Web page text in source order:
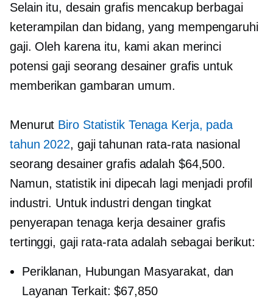
Selain itu, desain grafis mencakup berbagai
keterampilan dan bidang, yang mempengaruhi
gaji. Oleh karena itu, kami akan merinci
potensi gaji seorang desainer grafis untuk
memberikan gambaran umum.
Menurut Biro Statistik Tenaga Kerja, pada
tahun 2022, gaji tahunan rata-rata nasional
seorang desainer grafis adalah $64,500.
Namun, statistik ini dipecah lagi menjadi profil
industri. Untuk industri dengan tingkat
penyerapan tenaga kerja desainer grafis
tertinggi, gaji rata-rata adalah sebagai berikut:
Periklanan, Hubungan Masyarakat, dan
Layanan Terkait: $67,850